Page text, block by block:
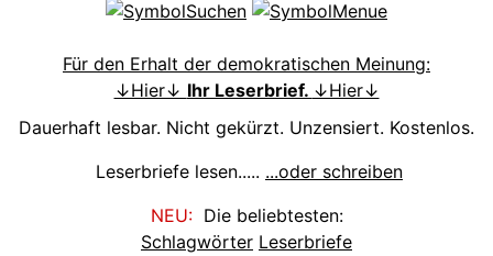
Für den Erhalt der demokratischen Meinung:
↓Hier↓ Ihr Leserbrief. ↓Hier↓
Dauerhaft lesbar. Nicht gekürzt. Unzensiert. Kostenlos.
Leserbriefe lesen..... ...oder schreiben
NEU:Die beliebtesten:
Schlagwörter Leserbriefe